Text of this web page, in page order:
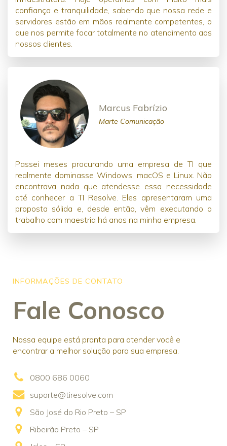
confiança e tranquilidade, sabendo que nossa rede e
servidores estão em mãos realmente competentes, o
que nos permite focar totalmente no atendimento aos
nossos clientes.
Marcus Fabrízio
Marte Comunicação
Passei meses procurando uma empresa de TI que
realmente dominasse Windows, macOS e Linux. Não
encontrava nada que atendesse essa necessidade
até conhecer a TI Resolve. Eles apresentaram uma
proposta sólida e, desde então, vêm executando o
trabalho com maestria há anos na minha empresa.
INFORMAÇÕES DE CONTATO
Fale Conosco
Nossa equipe está pronta para atender você e
encontrar a melhor solução para sua empresa.
0800 686 0060
suporte@tiresolve.com
São José do Rio Preto – SP
Ribeirão Preto – SP